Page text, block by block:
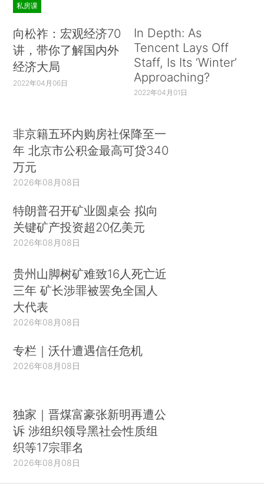
私房课
向松祚：宏观经济70
讲，带你了解国内外
经济大局
2022年04月06日
In Depth: As
Tencent Lays Off
Staff, Is Its ‘Winter’
Approaching?
2022年04月01日
非京籍五环内购房社保降至一
年 北京市公积金最高可贷340
万元
2026年08月08日
特朗普召开矿业圆桌会 拟向
关键矿产投资超20亿美元
2026年08月08日
贵州山脚树矿难致16人死亡近
三年 矿长涉罪被罢免全国人
大代表
2026年08月08日
专栏｜沃什遭遇信任危机
2026年08月08日
独家｜晋煤富豪张新明再遭公
诉 涉组织领导黑社会性质组
织等17宗罪名
2026年08月08日